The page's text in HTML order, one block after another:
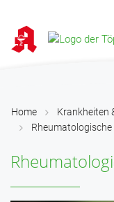
Home
Krankheiten